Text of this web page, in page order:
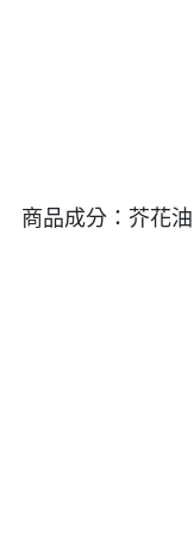
商品成分：芥花